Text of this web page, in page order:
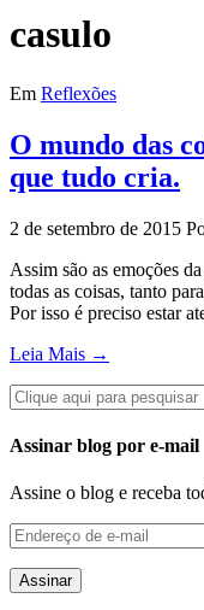
casulo
Em Reflexões
O mundo das
que tudo cria.
2 de setembro de 2015
Assim são as emoções
todas as coisas, tanto
Por isso é preciso estar
Leia Mais →
Assinar blog por e-mail
Assine o blog e receba
Endereço
de
e-
mail